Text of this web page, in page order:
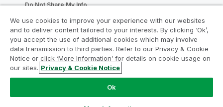
Do Not Share My Info
Copyright © 1993-2026 QlikTech International AB. 무단 전재
및 복제를 금합니다.
분석 현대화 프로그램에 참여
거나 다음에 연결하십시오.
ampquestions@qlik.com
We use cookies to improve your experience with our websites
and to deliver content tailored to your interests. By clicking ‘Ok’,
you accept the use of additional cookies which may involve
data transmission to third parties. Refer to our Privacy & Cookie
Notice or click ‘More Information’ for details on cookie usage on
our sites. Privacy & Cookie Notice
Ok